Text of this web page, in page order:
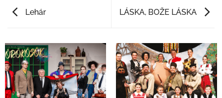
Lehár LÁSKA, BOŽE LÁSKA